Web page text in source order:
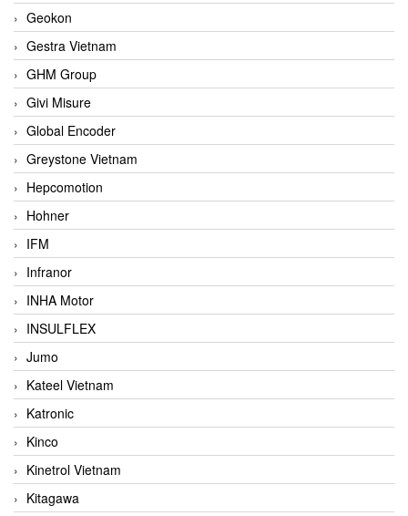
Geokon
Gestra Vietnam
GHM Group
Givi Misure
Global Encoder
Greystone Vietnam
Hepcomotion
Hohner
IFM
Infranor
INHA Motor
INSULFLEX
Jumo
Kateel Vietnam
Katronic
Kinco
Kinetrol Vietnam
Kitagawa